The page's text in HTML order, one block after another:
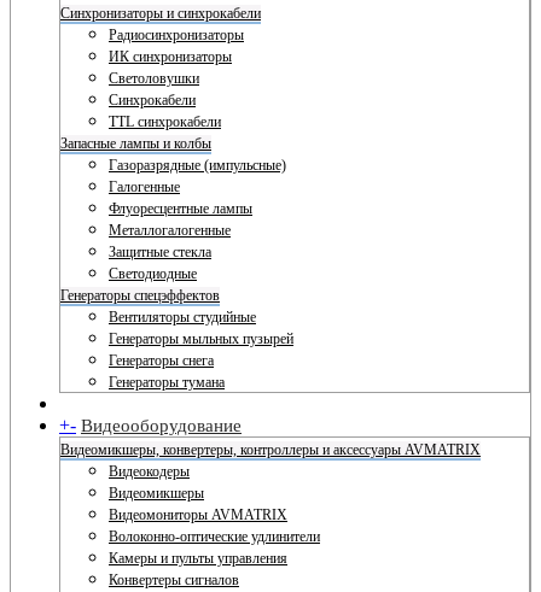
Синхронизаторы и синхрокабели
Радиосинхронизаторы
ИК синхронизаторы
Светоловушки
Синхрокабели
TTL синхрокабели
Запасные лампы и колбы
Газоразрядные (импульсные)
Галогенные
Флуоресцентные лампы
Металлогалогенные
Защитные стекла
Светодиодные
Генераторы спецэффектов
Вентиляторы студийные
Генераторы мыльных пузырей
Генераторы снега
Генераторы тумана
+- Видеооборудование
Видеомикшеры, конвертеры, контроллеры и аксессуары AVMATRIX
Видеокодеры
Видеомикшеры
Видеомониторы AVMATRIX
Волоконно-оптические удлинители
Камеры и пульты управления
Конвертеры сигналов